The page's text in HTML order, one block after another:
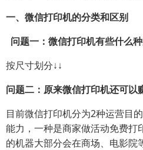
一、微信打印机的分类和区别
问题一：微信打印机有些什么
按尺寸划分↓↓
问题二：原来微信打印机还可以
目前微信打印机分为2种运营目
能力，一种是商家做活动免费打
的机器大部分会在商场、电影院